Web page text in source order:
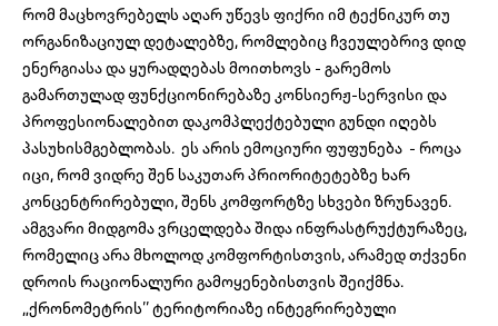
რომ მაცხოვრებელს აღარ უწევს ფიქრი იმ ტექნიკურ თუ
ორგანიზაციულ დეტალებზე, რომლებიც ჩვეულებრივ დიდ
ენერგიასა და ყურადღებას მოითხოვს - გარემოს
გამართულად ფუნქციონირებაზე კონსიერჟ-სერვისი და
პროფესიონალებით დაკომპლექტებული გუნდი იღებს
პასუხისმგებლობას. ეს არის ემოციური ფუფუნება - როცა
იცი, რომ ვიდრე შენ საკუთარ პრიორიტეტებზე ხარ
კონცენტრირებული, შენს კომფორტზე სხვები ზრუნავენ.
ამგვარი მიდგომა ვრცელდება შიდა ინფრასტრუქტურაზეც,
რომელიც არა მხოლოდ კომფორტისთვის, არამედ თქვენი
დროის რაციონალური გამოყენებისთვის შეიქმნა.
„ქრონომეტრის’’ ტერიტორიაზე ინტეგრირებული